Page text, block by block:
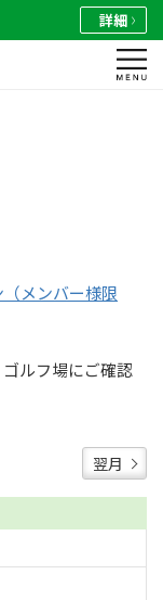
詳細
メンバー様限
ルフ場にご確認
翌月